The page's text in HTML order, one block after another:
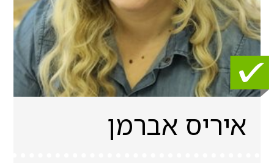
איריס אברמן